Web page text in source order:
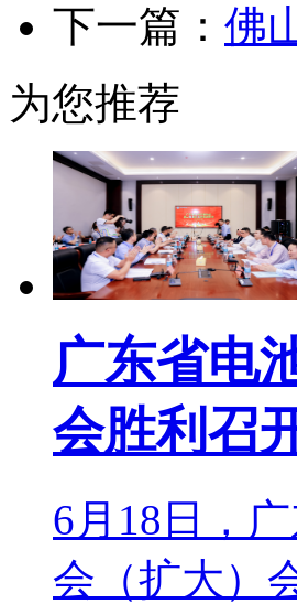
下一篇： 佛
为您推荐
广东省电
会胜利召
6月18日，
会（扩大）